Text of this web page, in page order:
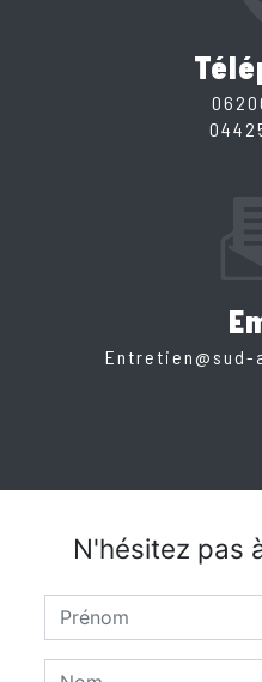
N'hésitez pas